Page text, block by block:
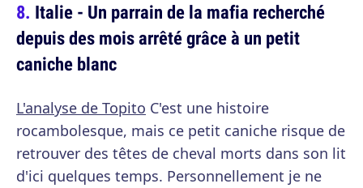
Italie - Un parrain de la mafia recherché
depuis des mois arrêté grâce à un petit
caniche blanc
L'analyse de Topito C'est une histoire
rocambolesque, mais ce petit caniche risque de
retrouver des têtes de cheval morts dans son lit
d'ici quelques temps. Personnellement je ne